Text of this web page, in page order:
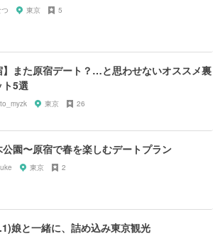
東京 5
】また原宿デート？…と思わせないオススメ裏
ト5選
東京 26
園〜原宿で春を楽しむデートプラン
東京 2
娘と一緒に、詰め込み東京観光